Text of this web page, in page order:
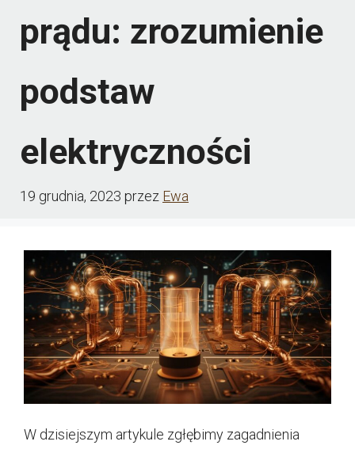
prądu: zrozumienie
podstaw
elektryczności
19 grudnia, 2023 przez Ewa
W dzisiejszym artykule zgłębimy zagadnienia